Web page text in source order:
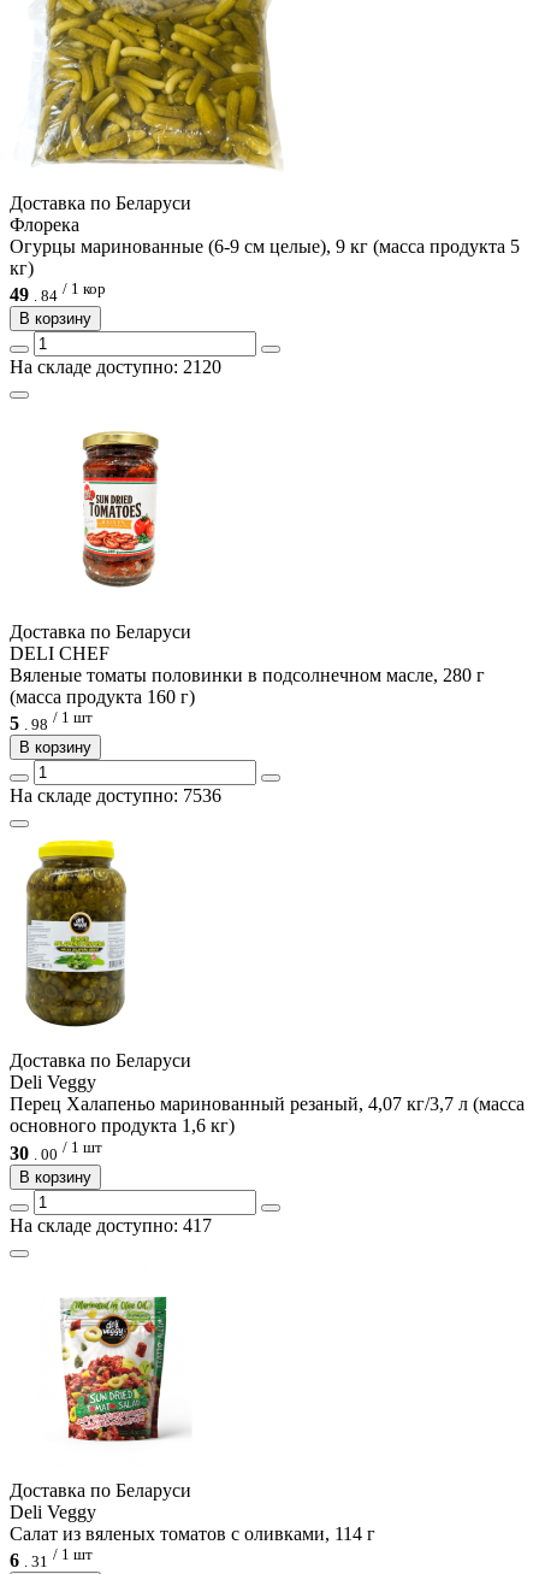
Доcтавка по Беларуси
Флорека
Огурцы маринованные (6-9 см целые), 9 кг (масса продукта 5
кг)
49 . 84 / 1 кор
В корзину
На складе доступно: 2120
Доcтавка по Беларуси
DELI CHEF
Вяленые томаты половинки в подсолнечном масле, 280 г
(масса продукта 160 г)
5 . 98 / 1 шт
В корзину
На складе доступно: 7536
Доcтавка по Беларуси
Deli Veggy
Перец Халапеньо маринованный резаный, 4,07 кг/3,7 л (масса
основного продукта 1,6 кг)
30
00 / 1 шт
В корзину
На складе доступно: 417
Доcтавка по Беларуси
Deli Veggy
Салат из вяленых томатов с оливками, 114 г
6 . 31 / 1 шт